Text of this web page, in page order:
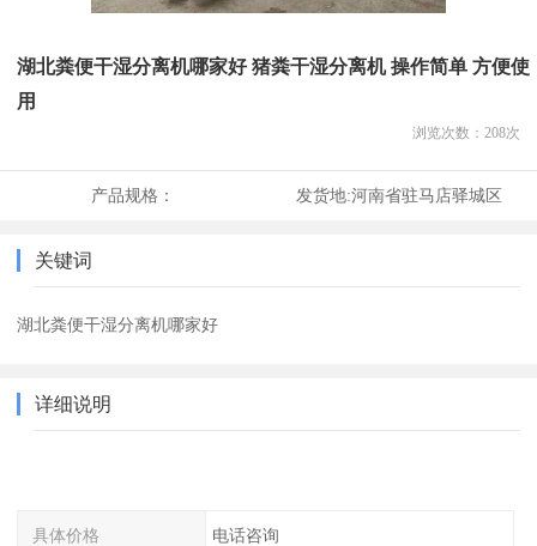
湖北粪便干湿分离机哪家好 猪粪干湿分离机 操作简单 方便使
用
浏览次数： 208次
产品规格： 发货地:河南省驻马店驿城区
关键词
湖北粪便干湿分离机哪家好
详细说明
具体价格 电话咨询